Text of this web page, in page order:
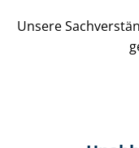
Unsere